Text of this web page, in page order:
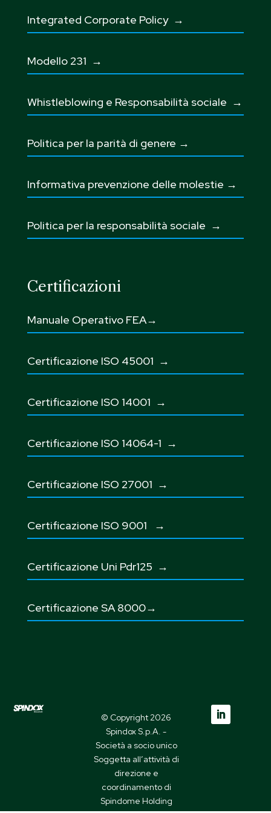
Integrated Corporate Policy →
Modello 231 →
Whistleblowing e Responsabilità sociale →
Politica per la parità di genere →
Informativa prevenzione delle molestie →
Politica per la responsabilità sociale →
Certificazioni
Manuale Operativo FEA→
Certificazione ISO 45001 →
Certificazione ISO 14001 →
Certificazione ISO 14064-1 →
Certificazione ISO 27001 →
Certificazione ISO 9001 →
Certificazione Uni Pdr125 →
Certificazione SA 8000→
© Copyright 2026
Spindox S.p.A. -
Società a socio unico
Soggetta all’attività di
direzione e
coordinamento di
Spindome Holding